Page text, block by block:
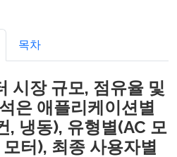
목차
시장 규모, 점유율 및
은 애플리케이션별
, 냉동), 유형별(AC 모
터), 최종 사용자별